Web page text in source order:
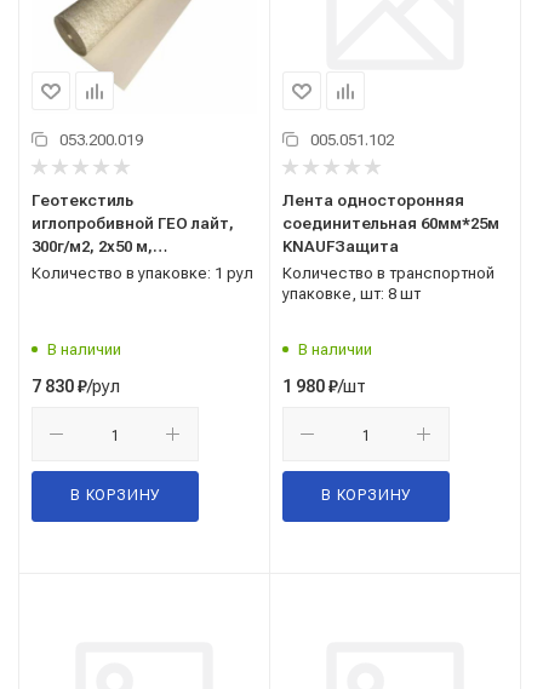
053.200.019
Геотекстиль
иглопробивной ГЕО лайт,
300г/м2, 2x50 м,
ТехноНИКОЛЬ, Россия
Количество в упаковке: 1 рул
В наличии
7 830₽/рул
В КОРЗИНУ
005.051.102
Лента односторонняя
соединительная 60мм*25м
KNAUFЗащита
Количество в транспортной
упаковке, шт: 8 шт
В наличии
1 980₽/шт
В КОРЗИНУ